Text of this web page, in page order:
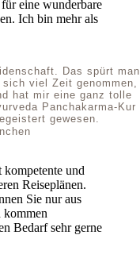
Das spürt man
viel Zeit genommen,
hat mir eine ganz tolle
Panchakarma-Kur
gewesen.